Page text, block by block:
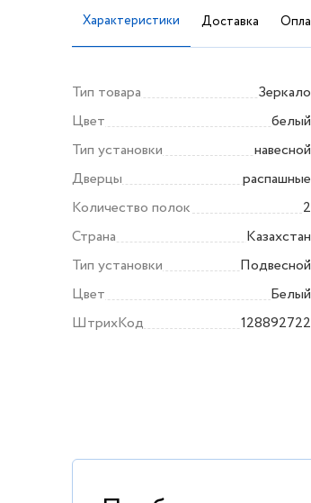
Характеристики Доставка
Тип товара
Зеркало
Цвет
белый
Тип установки
навесной
Дверцы
распашные
Количество полок
2
Страна
Казахстан
Тип установки
Подвесной
Цвет
Белый
ШтрихКод
128892722